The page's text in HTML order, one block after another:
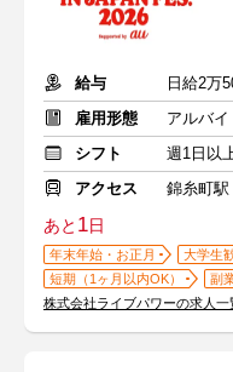
給与
日給2万
雇用形態
アルバイ
シフト
週1日以
アクセス
錦糸町駅
あと 1日
年末年始・お正月 大学生
短期（1ヶ月以内OK）
副
株式会社ライブパワーの求人一